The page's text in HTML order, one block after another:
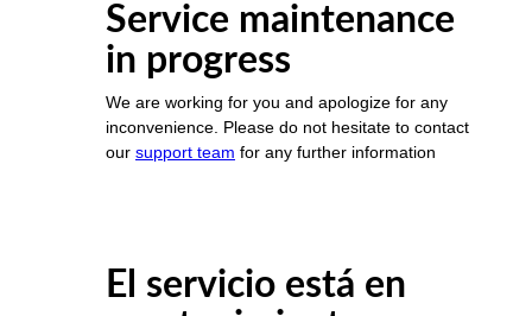
Service maintenance
in progress
We are working for you and apologize for any
inconvenience. Please do not hesitate to contact
our support team for any further information
El servicio está en